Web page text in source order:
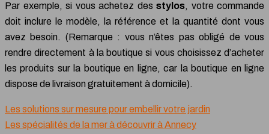
Par exemple, si vous achetez des stylos, votre commande
doit inclure le modèle, la référence et la quantité dont vous
avez besoin. (Remarque : vous n’êtes pas obligé de vous
rendre directement à la boutique si vous choisissez d’acheter
les produits sur la boutique en ligne, car la boutique en ligne
dispose de livraison gratuitement à domicile).
Les solutions sur mesure pour embellir votre jardin
Les spécialités de la mer à découvrir à Annecy